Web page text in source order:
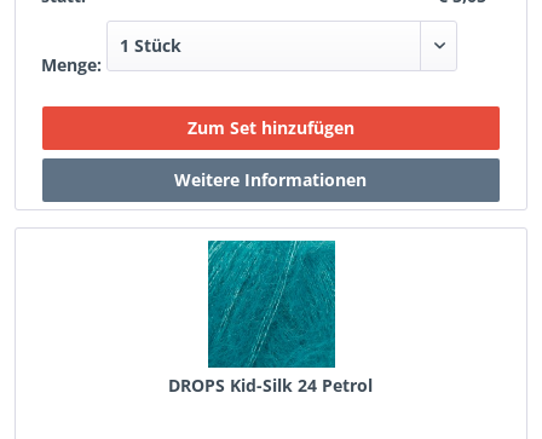
Menge:
DROPS Kid-Silk 24 Petrol